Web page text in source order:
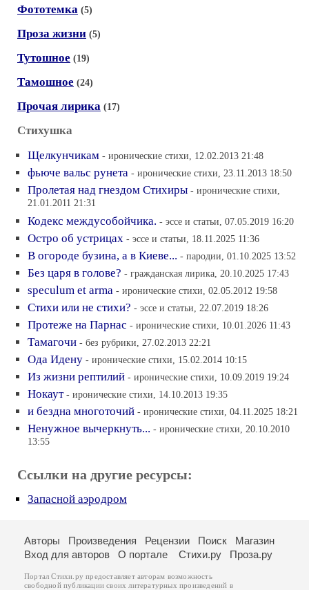
Фототемка (5)
Проза жизни (5)
Тутошное (19)
Тамошное (24)
Прочая лирика (17)
Стихушка
Щелкунчикам - иронические стихи, 12.02.2013 21:48
фьюче вальс рунета - иронические стихи, 23.11.2013 18:50
Пролетая над гнездом Стихиры - иронические стихи,
21.01.2011 21:31
Кодекс междусобойчика. - эссе и статьи, 07.05.2019 16:20
Остро об устрицах - эссе и статьи, 18.11.2025 11:36
В огороде бузина, а в Киеве... - пародии, 01.10.2025 13:52
Без царя в голове? - гражданская лирика, 20.10.2025 17:43
speculum et arma - иронические стихи, 02.05.2012 19:58
Стихи или не стихи? - эссе и статьи, 22.07.2019 18:26
Протеже на Парнас - иронические стихи, 10.01.2026 11:43
Тамагочи - без рубрики, 27.02.2013 22:21
Ода Идену - иронические стихи, 15.02.2014 10:15
Из жизни рептилий - иронические стихи, 10.09.2019 19:24
Нокаут - иронические стихи, 14.10.2013 19:35
и бездна многоточий - иронические стихи, 04.11.2025 18:21
Ненужное вычеркнуть... - иронические стихи, 20.10.2010
13:55
Ссылки на другие ресурсы:
Запасной аэродром
Авторы Произведения Рецензии Поиск
Магазин
Вход для авторов
О портале Стихи.ру Проза.ру
Портал Стихи.ру предоставляет авторам возможность
свободной публикации своих литературных произведений в